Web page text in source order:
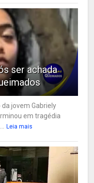
ser achada
da jovem Gabriely
em tragédia
Leia mais